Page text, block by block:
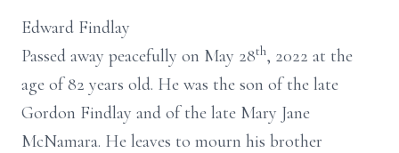
Edward Findlay
Passed away peacefully on May 28th, 2022 at the
age of 82 years old. He was the son of the late
Gordon Findlay and of the late Mary Jane
McNamara. He leaves to mourn his brother